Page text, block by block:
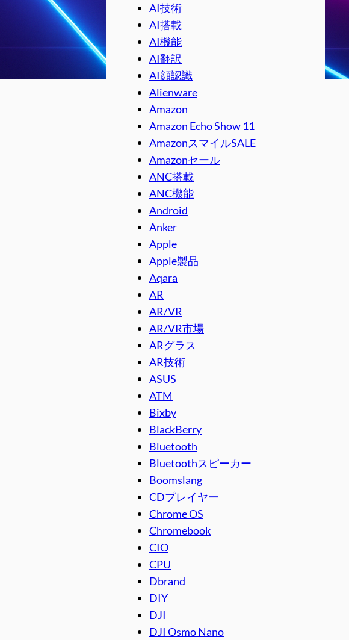
AI技術
AI搭載
AI機能
AI翻訳
AI顔認識
Alienware
Amazon
Amazon Echo Show 11
AmazonスマイルSALE
Amazonセール
ANC搭載
ANC機能
Android
Anker
Apple
Apple製品
Aqara
AR
AR/VR
AR/VR市場
ARグラス
AR技術
ASUS
ATM
Bixby
BlackBerry
Bluetooth
Bluetoothスピーカー
Boomslang
CDプレイヤー
Chrome OS
Chromebook
CIO
CPU
Dbrand
DIY
DJI
DJI Osmo Nano